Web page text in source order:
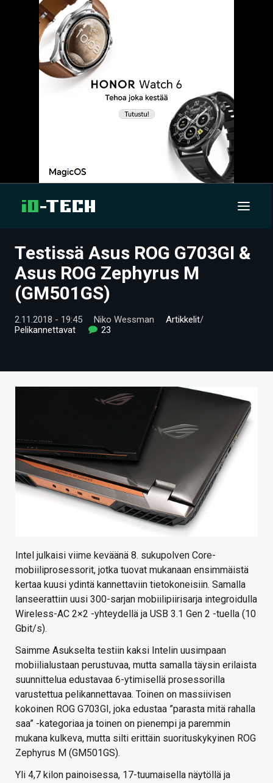
UUTISET
ARTIKKELIT
VIDEOT
VAIHDA TEEMA
Testissä Asus ROG G703GI &
Asus ROG Zephyrus M
(GM501GS)
2.11.2018 - 19:45 Niko Wessman Artikkelit/
Pelikannettavat
23
Intel julkaisi viime keväänä 8. sukupolven Core-
mobiiliprosessorit, jotka tuovat mukanaan ensimmäistä
kertaa kuusi ydintä kannettaviin tietokoneisiin. Samalla
lanseerattiin uusi 300-sarjan mobiilipiirisarja integroidulla
Wireless-AC 2×2 -yhteydellä ja USB 3.1 Gen 2 -tuella (10
Gbit/s).
Saimme Asukselta testiin kaksi Intelin uusimpaan
mobiilialustaan perustuvaa, mutta samalla täysin erilaista
suunnittelua edustavaa 6-ytimisellä prosessorilla
varustettua pelikannettavaa. Toinen on massiivisen
kokoinen ROG G703GI, joka edustaa ”parasta mitä rahalla
saa” -kategoriaa ja toinen on pienempi ja paremmin
mukana kulkeva, mutta silti erittäin suorituskykyinen ROG
Zephyrus M (GM501GS).
Yli 4,7 kilon painoisessa, 17-tuumaisella näytöllä ja